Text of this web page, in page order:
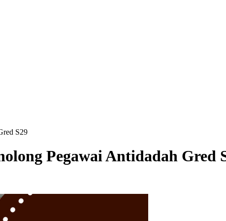
S29
Pegawai Antidadah Gred